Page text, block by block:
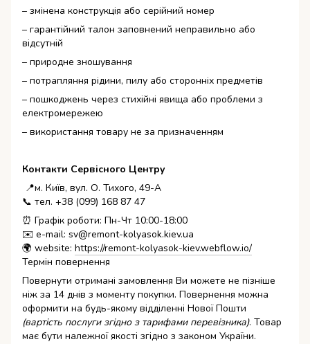
– змінена конструкція або серійний номер
– гарантійний талон заповнений неправильно або
відсутній
– природне зношування
– потрапляння рідини, пилу або сторонніх предметів
– пошкоджень через стихійні явища або проблеми з
електромережею
– використання товару не за призначенням
Контакти Сервісного Центру
📍м. Київ, вул. О. Тихого, 49-А
📞 тел. +38 (099) 168 87 47
⏰ Графік роботи: Пн-Чт 10:00-18:00
✉️ e-mail: sv@remont-kolyasok.kiev.ua
🌍 website: https://remont-kolyasok-kiev.webflow.io/
Термін повернення
Повернути отримані замовлення Ви можете не пізніше
ніж за 14 днів з моменту покупки. Повернення можна
оформити на будь-якому відділенні Нової Пошти
(вартість послуги згідно з тарифами перевізника). Товар
має бути належної якості згідно з законом України.